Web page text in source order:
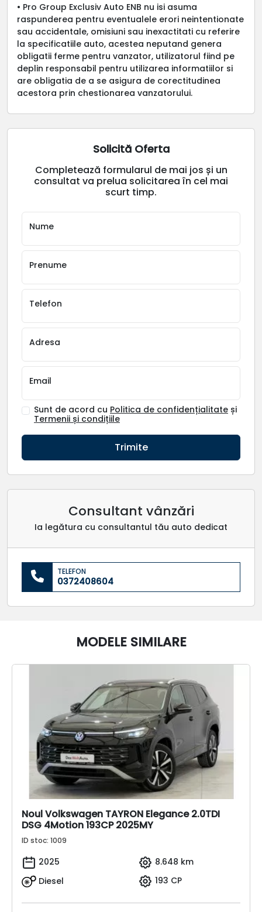
• Pro Group Exclusiv Auto ENB nu isi asuma
raspunderea pentru eventualele erori neintentionate
sau accidentale, omisiuni sau inexactitati cu referire
la specificatiile auto, acestea neputand genera
obligatii ferme pentru vanzator, utilizatorul fiind pe
deplin responsabil pentru utilizarea informatiilor si
are obligatia de a se asigura de corectitudinea
acestora prin chestionarea vanzatorului.
Solicită Oferta
Completează formularul de mai jos și un
consultat va prelua solicitarea în cel mai
scurt timp.
Nume
Prenume
Telefon
Adresa
Email
Sunt de acord cu Politica de confidențialitate și
Termenii și condițiile
Trimite
Consultant vânzări
Ia legătura cu consultantul tău auto dedicat
TELEFON
0372408604
MODELE SIMILARE
Noul Volkswagen TAYRON Elegance 2.0TDI
DSG 4Motion 193CP 2025MY
ID stoc: 1009
2025
8.648 km
Diesel
193 CP